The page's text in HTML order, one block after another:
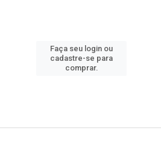
Faça seu login ou
cadastre-se para
comprar.